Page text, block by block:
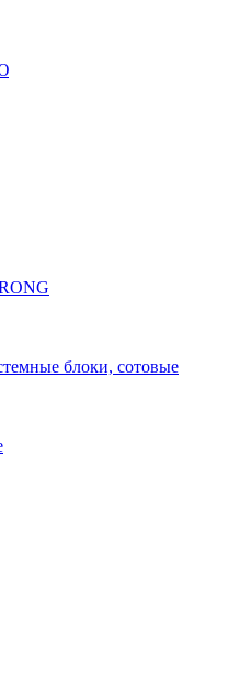
блоки, сотовые